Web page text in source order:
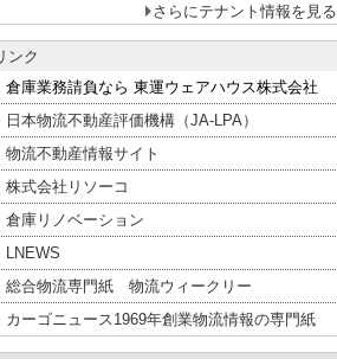
さらにテナント情報を見る
ンク
倉庫業務請負なら 東運ウェアハウス株式会社
日本物流不動産評価機構（JA-LPA）
物流不動産情報サイト
株式会社リソーコ
倉庫リノベーション
LNEWS
総合物流専門紙 物流ウィークリー
カーゴニュース1969年創業物流情報の専門紙